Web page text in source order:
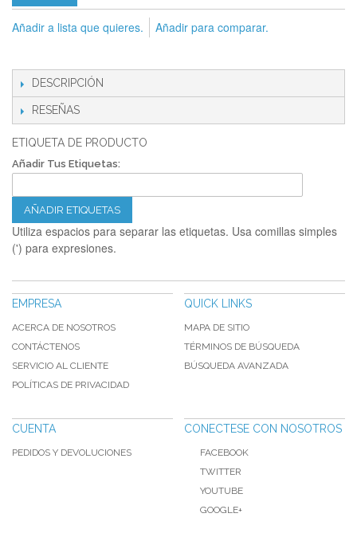
Añadir a lista que quieres. Añadir para comparar.
DESCRIPCIÓN
RESEÑAS
ETIQUETA DE PRODUCTO
Añadir Tus Etiquetas:
AÑADIR ETIQUETAS
Utiliza espacios para separar las etiquetas. Usa comillas simples
(') para expresiones.
EMPRESA
ACERCA DE NOSOTROS
CONTÁCTENOS
SERVICIO AL CLIENTE
POLÍTICAS DE PRIVACIDAD
QUICK LINKS
MAPA DE SITIO
TÉRMINOS DE BÚSQUEDA
BÚSQUEDA AVANZADA
CUENTA
PEDIDOS Y DEVOLUCIONES
CONECTESE CON NOSOTROS
FACEBOOK
TWITTER
YOUTUBE
GOOGLE+